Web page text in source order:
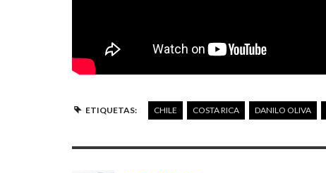
ETIQUETAS: CHILE COSTA RICA DANILO OLIVA